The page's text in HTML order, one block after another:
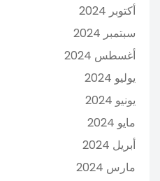
أكتوبر 2024
سبتمبر 2024
أغسطس 2024
يوليو 2024
يونيو 2024
مايو 2024
أبريل 2024
مارس 2024